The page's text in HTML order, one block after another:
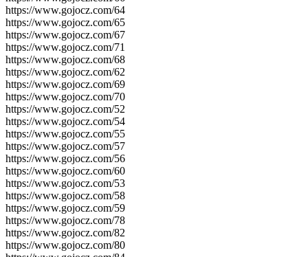
https://www.gojocz.com/64
https://www.gojocz.com/65
https://www.gojocz.com/67
https://www.gojocz.com/71
https://www.gojocz.com/68
https://www.gojocz.com/62
https://www.gojocz.com/69
https://www.gojocz.com/70
https://www.gojocz.com/52
https://www.gojocz.com/54
https://www.gojocz.com/55
https://www.gojocz.com/57
https://www.gojocz.com/56
https://www.gojocz.com/60
https://www.gojocz.com/53
https://www.gojocz.com/58
https://www.gojocz.com/59
https://www.gojocz.com/78
https://www.gojocz.com/82
https://www.gojocz.com/80